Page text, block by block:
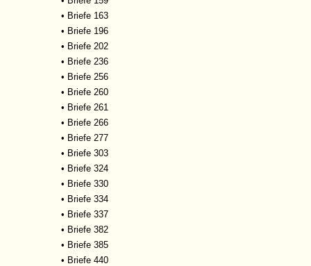
• Briefe 163
• Briefe 196
• Briefe 202
• Briefe 236
• Briefe 256
• Briefe 260
• Briefe 261
• Briefe 266
• Briefe 277
• Briefe 303
• Briefe 324
• Briefe 330
• Briefe 334
• Briefe 337
• Briefe 382
• Briefe 385
• Briefe 440